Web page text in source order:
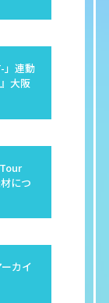
」連動
大阪
につ
カイ